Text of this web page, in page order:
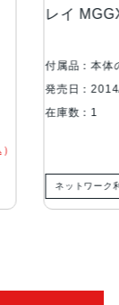
au版
5,800